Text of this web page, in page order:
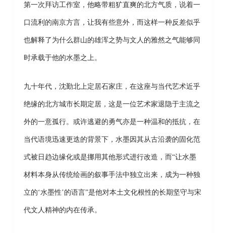
第一次拜访工作室，他略带粗犷直爽的北方气质，说着一
口流利的南京方言，让我有些意外，而这样一种反差似乎
也解释了为什么群山的雄浑之势与文人的雅然之气能够同
时承载于他的水墨之上。
九十年代，沈勤北上定居石家庄，在这座与当代艺术近乎
绝缘的北方城市长期定居，这是一位艺术家退隐于主流之
外的一意孤行。或许逃避的勇气亦是一种温和的抵抗，在
当代语境迅速更迭的背景下，水墨因其从古沿袭的固化范
式被日趋边缘化或是挪用其他形式进行改造，而“让水墨
材料本身从传统绘画的叙事手法中独立出来，成为一种独
立的‘水墨性’的语言”是他对本土文化根性的长期坚守与宋
代文人精神的内在传承。